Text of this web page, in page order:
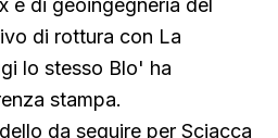
e di geoingegneria del
di rottura con La
lo stesso Blo' ha
stampa.
da seguire per Sciacca